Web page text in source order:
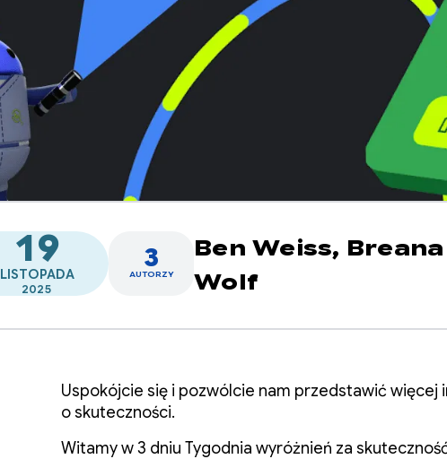
19
LISTOPADA
2025
3
AUTORZY
Ben Weiss,
Wolf
Uspokójcie się i pozwólcie nam przedstawić więcej
o skuteczności.
Witamy w 3 dniu Tygodnia wyróżnień za